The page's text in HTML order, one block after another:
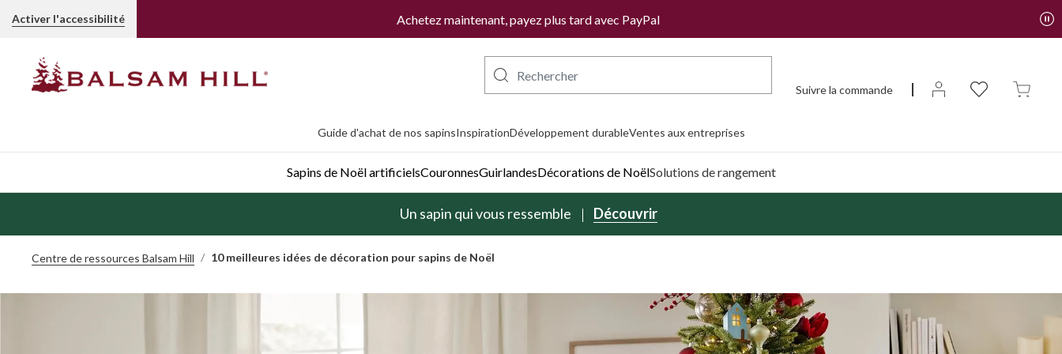
Activer l'accessibilité Achetez maintenant, payez plus tard avec PayPal
Suivre la commande
Guide d'achat de nos sapinsInspirationDéveloppement durableVentes aux entreprises
Sapins de Noël artificielsCouronnesGuirlandesDécorations de NoëlSolutions de rangement
Un sapin qui vous ressemble Découvrir
Centre de ressources Balsam Hill 10 meilleures idées de décoration pour sapins de Noël